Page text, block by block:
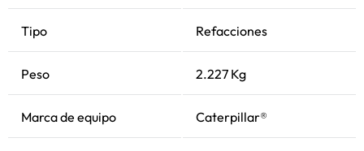
Tipo Refacciones
Peso 2.227 Kg
Marca de equipo Caterpillar®